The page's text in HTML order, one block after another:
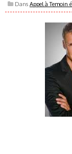
Dans Appel à Temoin